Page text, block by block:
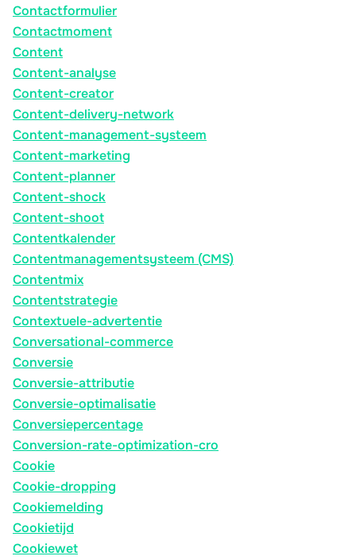
Contactformulier
Contactmoment
Content
Content-analyse
Content-creator
Content-delivery-network
Content-management-systeem
Content-marketing
Content-planner
Content-shock
Content-shoot
Contentkalender
Contentmanagementsysteem (CMS)
Contentmix
Contentstrategie
Contextuele-advertentie
Conversational-commerce
Conversie
Conversie-attributie
Conversie-optimalisatie
Conversiepercentage
Conversion-rate-optimization-cro
Cookie
Cookie-dropping
Cookiemelding
Cookietijd
Cookiewet